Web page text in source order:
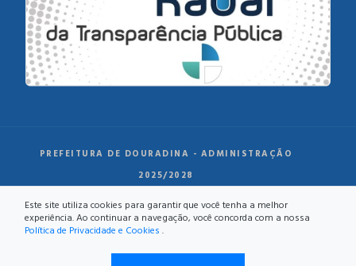
PREFEITURA DE DOURADINA - ADMINISTRAÇÃO
2025/2028
Este site utiliza cookies para garantir que você tenha a melhor
experiência. Ao continuar a navegação, você concorda com a nossa
Política de Privacidade e Cookies .